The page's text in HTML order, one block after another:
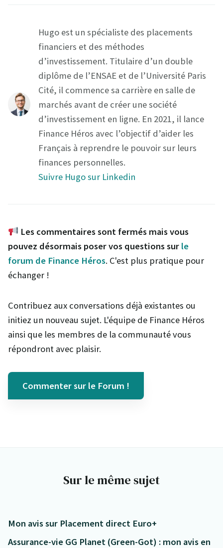
Hugo est un spécialiste des placements
financiers et des méthodes
d’investissement. Titulaire d’un double
diplôme de l’ENSAE et de l’Université Paris
Cité, il commence sa carrière en salle de
marchés avant de créer une société
d’investissement en ligne. En 2021, il lance
Finance Héros avec l’objectif d’aider les
Français à reprendre le pouvoir sur leurs
finances personnelles.
Suivre Hugo sur Linkedin
Les commentaires sont fermés mais vous
pouvez désormais poser vos questions sur le
forum de Finance Héros. C'est plus pratique pour
échanger !
Contribuez aux conversations déjà existantes ou
initiez un nouveau sujet. L'équipe de Finance Héros
ainsi que les membres de la communauté vous
répondront avec plaisir.
Commenter sur le Forum !
Sur le même sujet
Mon avis sur Placement direct Euro+
Assurance-vie GG Planet (Green-Got) : mon avis en